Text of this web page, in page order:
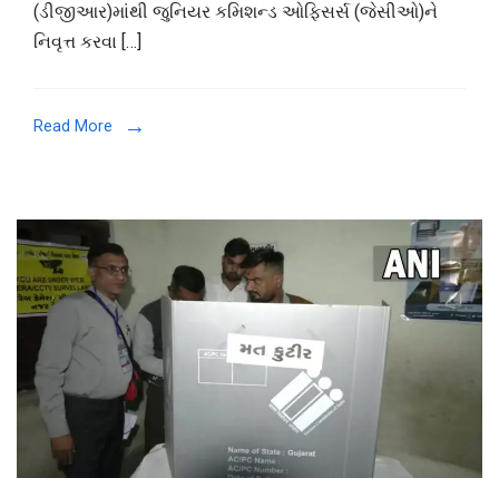
પ્રાઈવેટ,
રહેલા
જુનિયર
કમિશન્ડ
ઓફિસર્સ
કોર્પોરેટ
સિક્યોરિટી
મેનેજમેન્ટ
(ડીજીઆર)માંથી જુનિયર કમિશન્ડ ઓફિસર્સ (જેસીઓ)ને
નિવૃત્ત કરવા […]
Read More